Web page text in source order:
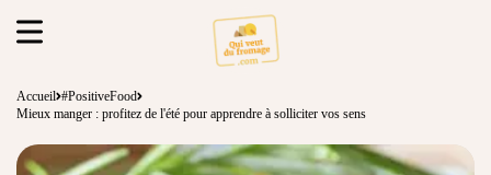
Accueil #PositiveFood
Mieux manger : profitez de l'été pour apprendre à solliciter vos sens